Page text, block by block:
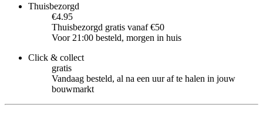
Thuisbezorgd
€4.95
Thuisbezorgd gratis vanaf €50
Voor 21:00 besteld, morgen in huis
Click & collect
gratis
Vandaag besteld, al na een uur af te halen in jouw
bouwmarkt